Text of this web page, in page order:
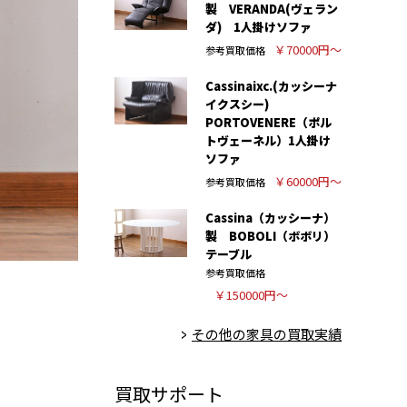
製 VERANDA(ヴェラン
ダ) 1人掛けソファ
参考買取価格 ￥70000円～
Cassinaixc.(カッシーナ
イクスシー)
PORTOVENERE（ポル
トヴェーネル）1人掛け
ソファ
参考買取価格 ￥60000円～
Cassina（カッシーナ）
製 BOBOLI（ボボリ）
テーブル
参考買取価格
￥150000円～
その他の家具の買取実績
買取サポート